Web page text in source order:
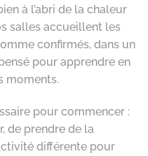
à l’abri de la chaleur
salles accueillent les
confirmés, dans un
pour apprendre en
moments.
pour commencer :
de prendre de la
différente pour